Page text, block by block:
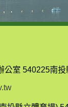
公室 540225南